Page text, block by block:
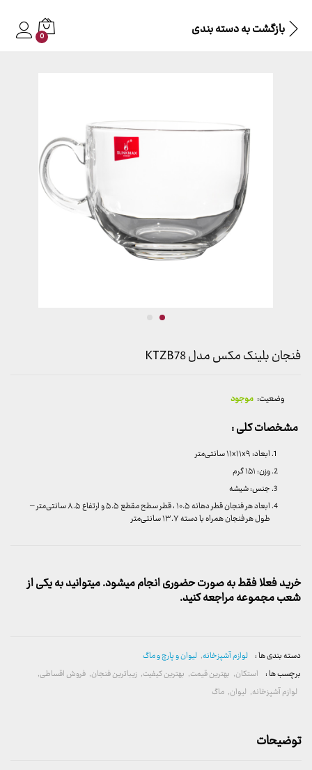
بازگشت بهدسته بندی 0
فنجان بلینک مکس مدل KTZB78
وضعیت: موجود
مشخصات کلی :
ابعاد: ۱۱x۱۱x۹ سانتی‌متر
وزن: ۱۵۱ گرم
جنس: شیشه
ابعاد هر فنجان قطر دهانه ۱۰.۵ ، قطر سطح مقطع ۵.۵ و ارتفاع ۸.۵ سانتی‌متر –
طول هر فنجان همراه با دسته ۱۳.۷ سانتی‌متر
خرید فعلا فقط به صورت حضوری انجام میشود. میتوانید به یکی از
شعب مجموعه مراجعه کنید.
دسته بندی ها : لوازم آشپزخانه, لیوان و پارچ و ماگ
برچسب ها : استکان, بهترین قیمت, بهترین کیفیت, زیباترین فنجان, فروش اقساطی,
لوازم آشپزخانه, لیوان, ماگ
توضیحات